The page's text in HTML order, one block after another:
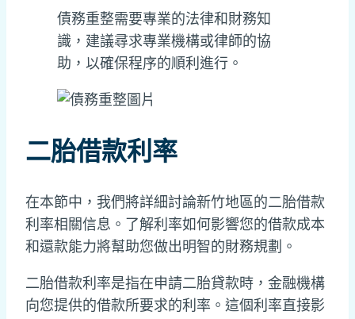
債務重整需要專業的法律和財務知
識，建議尋求專業機構或律師的協
助，以確保程序的順利進行。
二胎借款利率
在本節中，我們將詳細討論新竹地區的二胎借款
利率相關信息。了解利率如何影響您的借款成本
和還款能力將幫助您做出明智的財務規劃。
二胎借款利率是指在申請二胎貸款時，金融機構
向您提供的借款所要求的利率。這個利率直接影